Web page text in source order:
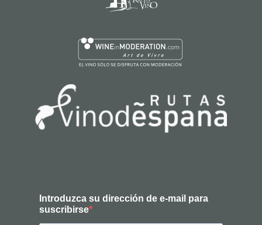
Introduzca su dirección de e-mail para
suscribirse